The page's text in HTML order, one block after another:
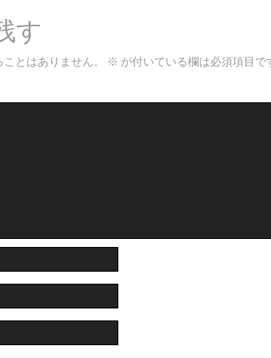
す
とはありません。 ※ が付いている欄は必須項目で